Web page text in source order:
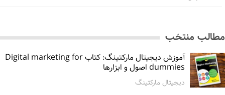
منتخب
آموزش دیجیتال مارکتینگ: کتاب Digital marketing for
dummies اصول و ابزارها
دیجیتال مارکتینگ